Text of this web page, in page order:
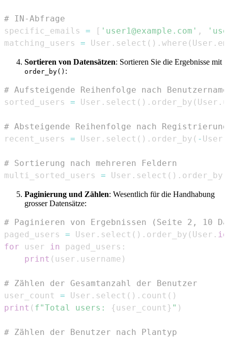
# IN-Abfrage
specific_emails = [ 'user1@example.com' ,
matching_users = User . select ( ) . where ( User .
Sortieren von Datensätzen: Sortieren Sie die Ergebnisse mit
order_by() :
# Aufsteigende Reihenfolge nach
sorted_users = User . select ( ) . order_by ( User .
# Absteigende Reihenfolge nach
recent_users = User . select ( ) . order_by ( - User
# Sortierung nach mehreren Feldern
multi_sorted_users = User . select ( ) . order_by
Paginierung und Zählen: Wesentlich für die Handhabung
grosser Datensätze:
# Paginieren von Ergebnissen (Seite 2, 10
paged_users = User . select ( ) . order_by ( User . id
for user in paged_users :
print ( user . username )
# Zählen der Gesamtanzahl der Benutzer
user_count = User . select ( ) . count ( )
print ( f"Total users: {user_count } " )
# Zählen der Benutzer nach Plantyp